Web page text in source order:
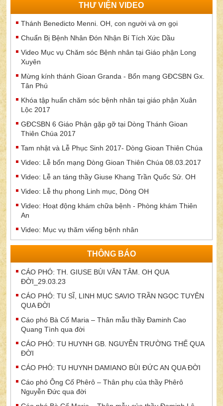
THƯ VIỆN VIDEO
Thánh Benedicto Menni. OH, con người và ơn gọi
Chuẩn Bị Bệnh Nhân Đón Nhận Bí Tích Xức Dầu
Video Mục vụ Chăm sóc Bệnh nhân tại Giáo phận Long
Xuyên
Mừng kính thánh Gioan Granda - Bổn mạng GĐCSBN Gx.
Tân Phú
Khóa tập huấn chăm sóc bệnh nhân tại giáo phận Xuân
Lộc 2017
GĐCSBN 6 Giáo Phận gặp gỡ tại Dòng Thánh Gioan
Thiên Chúa 2017
Tam nhật và Lễ Phục Sinh 2017- Dòng Gioan Thiên Chúa
Video: Lễ bổn mạng Dòng Gioan Thiên Chúa 08.03.2017
Video: Lễ an táng thầy Giuse Khang Trần Quốc Sử. OH
Video: Lễ thụ phong Linh mục, Dòng OH
Video: Hoạt động khám chữa bệnh - Phòng khám Thiên
An
Video: Mục vụ thăm viếng bệnh nhân
THÔNG BÁO
CÁO PHÓ: TH. GIUSE BÙI VĂN TÂM. OH QUA
ĐỜI_29.03.23
CÁO PHÓ: TU SĨ, LINH MỤC SAVIO TRẦN NGỌC TUYÊN
QUA ĐỜI
Cáo phó Bà Cố Maria – Thân mẫu thầy Đaminh Cao
Quang Tình qua đời
CÁO PHÓ: TU HUYNH GB. NGUYỄN TRƯỜNG THẾ QUA
ĐỜI
CÁO PHÓ: TU HUYNH DAMIANO BÙI ĐỨC AN QUA ĐỜI
Cáo phó Ông Cố Phêrô – Thân phụ của thầy Phêrô
Nguyễn Đức qua đời